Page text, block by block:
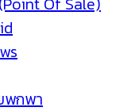
พกพา